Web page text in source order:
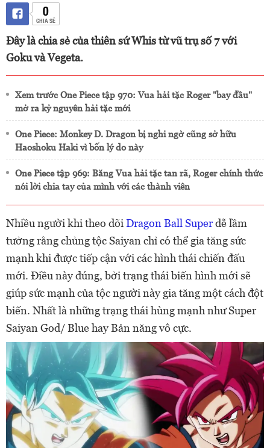
0
CHIA SẺ
Đây là chia sẻ của thiên sứ Whis từ vũ trụ số 7 với
Goku và Vegeta.
Xem trước One Piece tập 970: Vua hải tặc Roger "bay đầu"
mở ra kỷ nguyên hải tặc mới
One Piece: Monkey D. Dragon bị nghi ngờ cũng sở hữu
Haoshoku Haki vì bốn lý do này
One Piece tập 969: Băng Vua hải tặc tan rã, Roger chính thức
nói lời chia tay của mình với các thành viên
Nhiều người khi theo dõi Dragon Ball Superdễ lầm
tưởng rằng chủng tộc Saiyan chỉ có thể gia tăng sức
mạnh khi được tiếp cận với các hình thái chiến đấu
mới. Điều này đúng, bởi trạng thái biến hình mới sẽ
giúp sức mạnh của tộc người này gia tăng một cách đột
biến. Nhất là những trạng thái hùng mạnh như Super
Saiyan God/ Blue hay Bản năng vô cực.